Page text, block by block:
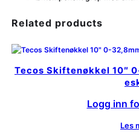
Related products
Tecos Skiftenøkkel 10″
Logg inn
Les